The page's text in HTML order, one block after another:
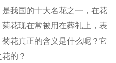
我国的十大名花之一，在花
花现在常被用在葬礼上，表
花真正的含义是什么呢？它
的？